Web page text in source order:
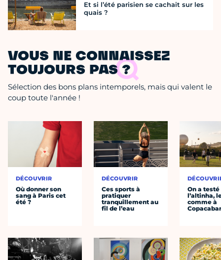
Et si l’été parisien se cachait sur les
quais ?
VOUS NE CONNAISSEZ
TOUJOURS PAS ?
Sélection des bons plans intemporels, mais qui valent le
coup toute l'année !
DÉCOUVRIR
Où donner son
sang à Paris cet
été ?
DÉCOUVRIR
Ces sports à
pratiquer
tranquillement au
fil de l’eau
On a testé
l’altinha,
comme à